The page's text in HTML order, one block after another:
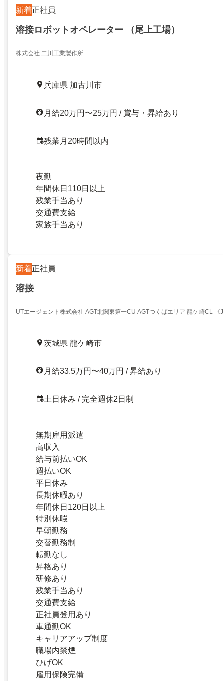
新着正社員
溶接ロボットオペレーター （尾上工場）
株式会社 二川工業製作所
兵庫県 加古川市
月給20万円〜25万円 / 賞与・昇給あり
残業月20時間以内
夜勤
年間休日110日以上
残業手当あり
交通費支給
家族手当あり
新着正社員
溶接
UTエージェント株式会社 AGT北関東第一CU AGTつくばエリア 龍ケ崎CL 《
茨城県 龍ケ崎市
月給33.5万円〜40万円 / 昇給あり
土日休み / 完全週休2日制
無期雇用派遣
高収入
給与前払いOK
週払いOK
平日休み
長期休暇あり
年間休日120日以上
特別休暇
早朝勤務
交替勤務制
転勤なし
昇格あり
研修あり
残業手当あり
交通費支給
正社員登用あり
車通勤OK
キャリアアップ制度
職場内禁煙
ひげOK
雇用保険完備